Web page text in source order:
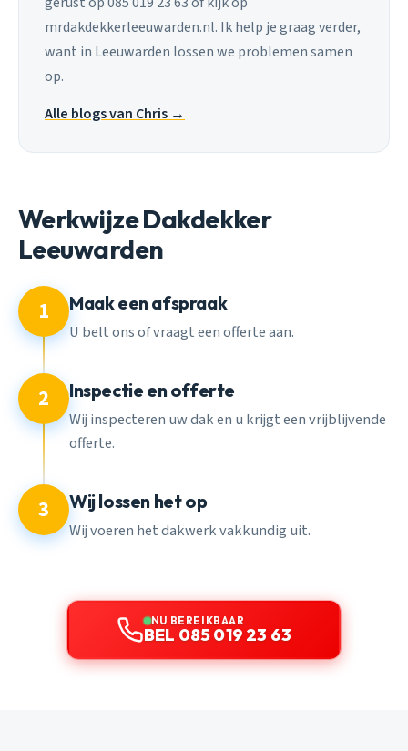
mrdakdekkerleeuwarden.nl. Ik help je graag verder,
want in Leeuwarden lossen we problemen samen
op.
Alle blogs van Chris →
Werkwijze Dakdekker
Leeuwarden
1 Maak een afspraak
U belt ons of vraagt een offerte aan.
2 Inspectie en offerte
Wij inspecteren uw dak en u krijgt een vrijblijvende
offerte.
3 Wij lossen het op
Wij voeren het dakwerk vakkundig uit.
NU BEREIKBAAR
BEL 085 019 23 63